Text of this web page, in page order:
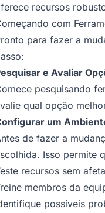
recursos
com
para fazer a
e Avaliar
pesquisando
qual opção
um
de fazer a
Isso permite
recursos sem
membros da
possíveis